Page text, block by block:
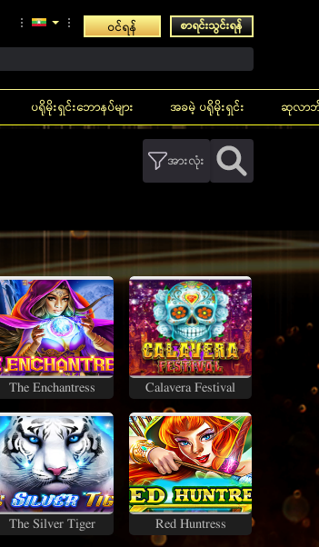
ဝင်ရန် စာရင်းသွင်းရန်
ပရိုမိုးရှင်းဘောနပ်များ အခမဲ့ ပရိုမိုးရှင်း ဆုလာ
အားလုံး
Hot
New
Favorites
Recently
The Enchantress Calavera Festival
The Silver Tiger Red Huntress